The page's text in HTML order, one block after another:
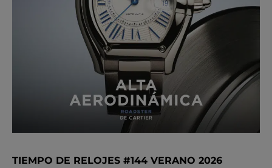
TIEMPO DE RELOJES #144 VERANO 2026